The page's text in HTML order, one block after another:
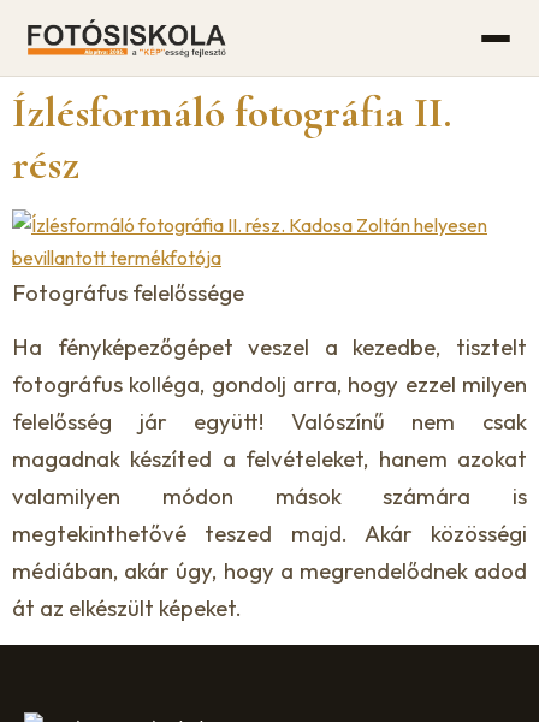
Ízlésformáló fotográfia II.
rész
Fotográfus felelőssége
Ha fényképezőgépet veszel a kezedbe, tisztelt
fotográfus kolléga, gondolj arra, hogy ezzel milyen
felelősség jár együtt! Valószínű nem csak
magadnak készíted a felvételeket, hanem azokat
valamilyen módon mások számára is
megtekinthetővé teszed majd. Akár közösségi
médiában, akár úgy, hogy a megrendelődnek adod
át az elkészült képeket.